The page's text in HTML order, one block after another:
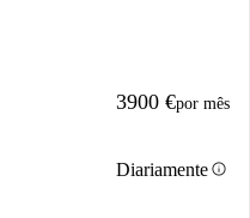
3900 €por mês
Diariamenteinfo